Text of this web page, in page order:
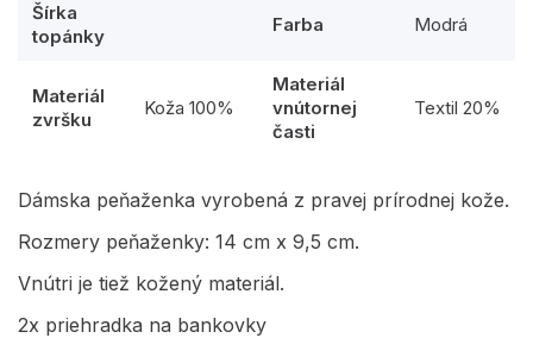
Šírka
topánky
Farba Modrá
Materiál
zvršku
Koža 100%
Materiál
vnútornej
časti
Textil 20%
Dámska peňaženka vyrobená z pravej prírodnej kože.
Rozmery peňaženky: 14 cm x 9,5 cm.
Vnútri je tiež kožený materiál.
2x priehradka na bankovky